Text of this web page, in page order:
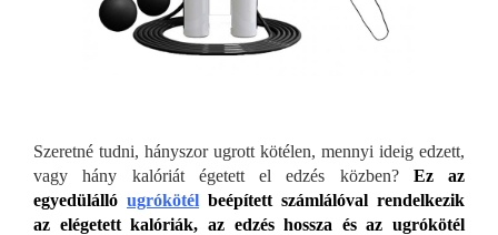
Szeretné tudni, hányszor ugrott kötélen, mennyi ideig edzett,
vagy hány kalóriát égetett el edzés közben? Ez az
egyedülálló ugrókötél beépített számlálóval rendelkezik
az elégetett kalóriák, az edzés hossza és az ugrókötél